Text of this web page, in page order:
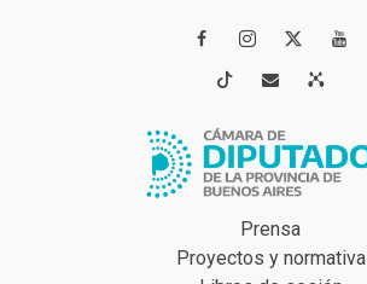
 
 
Prensa
Proyectos y normativa